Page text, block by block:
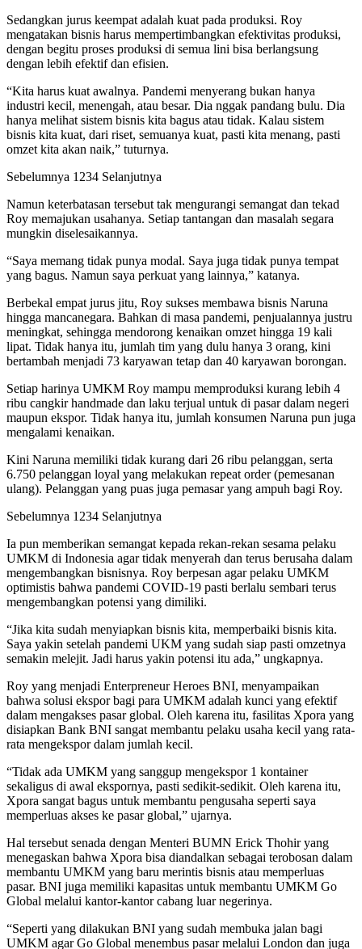
Sedangkan jurus keempat adalah kuat pada produksi. Roy
mengatakan bisnis harus mempertimbangkan efektivitas produksi,
dengan begitu proses produksi di semua lini bisa berlangsung
dengan lebih efektif dan efisien.
“Kita harus kuat awalnya. Pandemi menyerang bukan hanya
industri kecil, menengah, atau besar. Dia nggak pandang bulu. Dia
hanya melihat sistem bisnis kita bagus atau tidak. Kalau sistem
bisnis kita kuat, dari riset, semuanya kuat, pasti kita menang, pasti
omzet kita akan naik,” tuturnya.
Sebelumnya 1234 Selanjutnya
Namun keterbatasan tersebut tak mengurangi semangat dan tekad
Roy memajukan usahanya. Setiap tantangan dan masalah segara
mungkin diselesaikannya.
“Saya memang tidak punya modal. Saya juga tidak punya tempat
yang bagus. Namun saya perkuat yang lainnya,” katanya.
Berbekal empat jurus jitu, Roy sukses membawa bisnis Naruna
hingga mancanegara. Bahkan di masa pandemi, penjualannya justru
meningkat, sehingga mendorong kenaikan omzet hingga 19 kali
lipat. Tidak hanya itu, jumlah tim yang dulu hanya 3 orang, kini
bertambah menjadi 73 karyawan tetap dan 40 karyawan borongan.
Setiap harinya UMKM Roy mampu memproduksi kurang lebih 4
ribu cangkir handmade dan laku terjual untuk di pasar dalam negeri
maupun ekspor. Tidak hanya itu, jumlah konsumen Naruna pun juga
mengalami kenaikan.
Kini Naruna memiliki tidak kurang dari 26 ribu pelanggan, serta
6.750 pelanggan loyal yang melakukan repeat order (pemesanan
ulang). Pelanggan yang puas juga pemasar yang ampuh bagi Roy.
Sebelumnya 1234 Selanjutnya
Ia pun memberikan semangat kepada rekan-rekan sesama pelaku
UMKM di Indonesia agar tidak menyerah dan terus berusaha dalam
mengembangkan bisnisnya. Roy berpesan agar pelaku UMKM
optimistis bahwa pandemi COVID-19 pasti berlalu sembari terus
mengembangkan potensi yang dimiliki.
“Jika kita sudah menyiapkan bisnis kita, memperbaiki bisnis kita.
Saya yakin setelah pandemi UKM yang sudah siap pasti omzetnya
semakin melejit. Jadi harus yakin potensi itu ada,” ungkapnya.
Roy yang menjadi Enterpreneur Heroes BNI, menyampaikan
bahwa solusi ekspor bagi para UMKM adalah kunci yang efektif
dalam mengakses pasar global. Oleh karena itu, fasilitas Xpora yang
disiapkan Bank BNI sangat membantu pelaku usaha kecil yang rata-
rata mengekspor dalam jumlah kecil.
“Tidak ada UMKM yang sanggup mengekspor 1 kontainer
sekaligus di awal ekspornya, pasti sedikit-sedikit. Oleh karena itu,
Xpora sangat bagus untuk membantu pengusaha seperti saya
memperluas akses ke pasar global,” ujarnya.
Hal tersebut senada dengan Menteri BUMN Erick Thohir yang
menegaskan bahwa Xpora bisa diandalkan sebagai terobosan dalam
membantu UMKM yang baru merintis bisnis atau memperluas
pasar. BNI juga memiliki kapasitas untuk membantu UMKM Go
Global melalui kantor-kantor cabang luar negerinya.
“Seperti yang dilakukan BNI yang sudah membuka jalan bagi
UMKM agar Go Global menembus pasar melalui London dan juga